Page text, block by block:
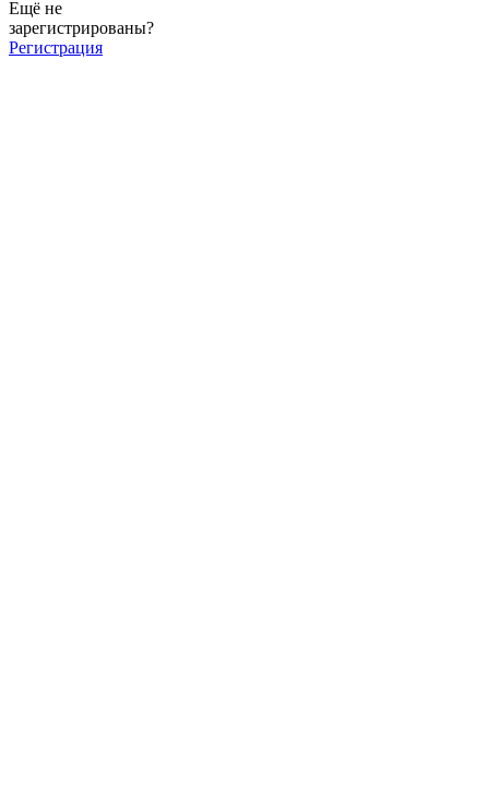
Ещё не
зарегистрированы?
Регистрация